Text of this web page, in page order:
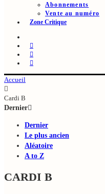
Abonnements
Vente au numéro
Zone Critique
Accueil
Cardi B
Dernier
Dernier
Le plus ancien
Aléatoire
A to Z
CARDI B